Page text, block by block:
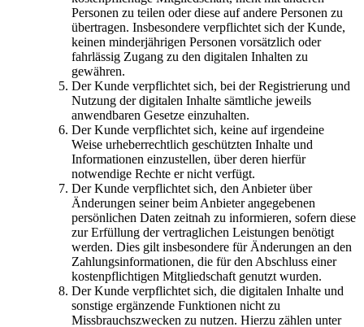
Personen zu teilen oder diese auf andere Personen zu
übertragen. Insbesondere verpflichtet sich der Kunde,
keinen minderjährigen Personen vorsätzlich oder
fahrlässig Zugang zu den digitalen Inhalten zu
gewähren.
Der Kunde verpflichtet sich, bei der Registrierung und
Nutzung der digitalen Inhalte sämtliche jeweils
anwendbaren Gesetze einzuhalten.
Der Kunde verpflichtet sich, keine auf irgendeine
Weise urheberrechtlich geschützten Inhalte und
Informationen einzustellen, über deren hierfür
notwendige Rechte er nicht verfügt.
Der Kunde verpflichtet sich, den Anbieter über
Änderungen seiner beim Anbieter angegebenen
persönlichen Daten zeitnah zu informieren, sofern diese
zur Erfüllung der vertraglichen Leistungen benötigt
werden. Dies gilt insbesondere für Änderungen an den
Zahlungsinformationen, die für den Abschluss einer
kostenpflichtigen Mitgliedschaft genutzt wurden.
Der Kunde verpflichtet sich, die digitalen Inhalte und
sonstige ergänzende Funktionen nicht zu
Missbrauchszwecken zu nutzen. Hierzu zählen unter